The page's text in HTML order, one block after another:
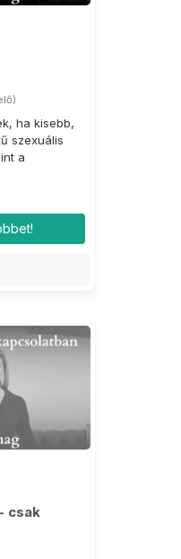
ha kisebb,
szexuális
a
csak